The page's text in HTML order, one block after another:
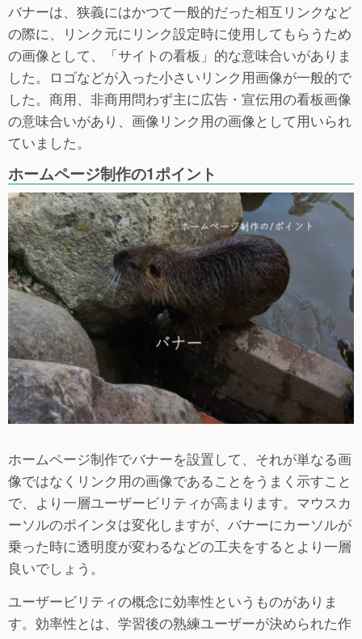
バナーは、狭義にはかつて一般的だった相互リンクなど
の際に、リンク元にリンク設定時に使用してもらうため
の画像として、「サイトの看板」的な意味合いがありま
した。ロゴなどが入った小さいリンク用画像が一般的で
した。商用、非商用問わず主に広告・宣伝用の看板画像
の意味合いがあり、画像リンク用の画像として用いられ
ていました。
ホームページ制作の1ポイント
ホームページ制作でバナーを設置して、それが単なる画
像ではなくリンク用の画像であることをうまく示すこと
で、より一層ユーザービリティが高まります。マウスカ
ーソルのポインタは変化しますが、バナーにカーソルが
乗った時に透明度が変わるなどの工夫をするとより一層
良いでしょう。
ユーザービリティの概念に効率性というものがありま
す。効率性とは、学習後の熟練ユーザーが決められた作